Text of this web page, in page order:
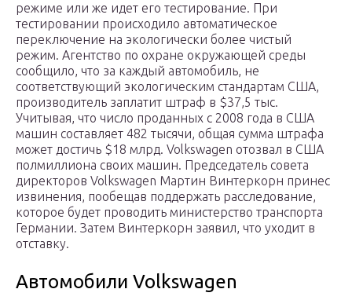
режиме или же идет его тестирование. При
тестировании происходило автоматическое
переключение на экологически более чистый
режим. Агентство по охране окружающей среды
сообщило, что за каждый автомобиль, не
соответствующий экологическим стандартам США,
производитель заплатит штраф в $37,5 тыс.
Учитывая, что число проданных с 2008 года в США
машин составляет 482 тысячи, общая сумма штрафа
может достичь $18 млрд. Volkswagen отозвал в США
полмиллиона своих машин. Председатель совета
директоров Volkswagen Мартин Винтеркорн принес
извинения, пообещав поддержать расследование,
которое будет проводить министерство транспорта
Германии. Затем Винтеркорн заявил, что уходит в
отставку.
Автомобили Volkswagen